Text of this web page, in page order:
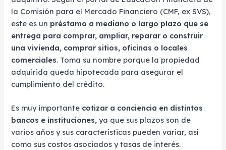
la Comisión para el Mercado Financiero (CMF, ex SVS),
este es un préstamo a mediano o largo plazo que se
entrega para comprar, ampliar, reparar o construir
una vivienda, comprar sitios, oficinas o locales
comerciales. Toma su nombre porque la propiedad
adquirida queda hipotecada para asegurar el
cumplimiento del crédito.
Es muy importante cotizar a conciencia en distintos
bancos e instituciones, ya que sus plazos son de
varios años y sus características pueden variar, así
como sus costos asociados y tasas de interés.